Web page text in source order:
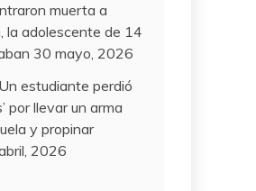
muerta a
la adolescente de 14
30 mayo, 2026
estudiante perdió
por llevar un arma
y propinar
2026